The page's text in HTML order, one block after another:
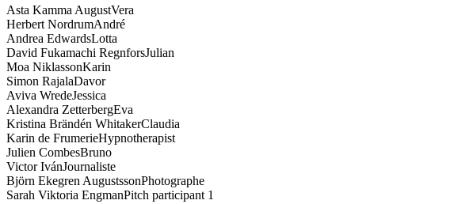
Asta Kamma AugustVera
Herbert NordrumAndré
Andrea EdwardsLotta
David Fukamachi RegnforsJulian
Moa NiklassonKarin
Simon RajalaDavor
Aviva WredeJessica
Alexandra ZetterbergEva
Kristina Brändén WhitakerClaudia
Karin de FrumerieHypnotherapist
Julien CombesBruno
Victor IvánJournaliste
Björn Ekegren AugustssonPhotographe
Sarah Viktoria EngmanPitch participant 1